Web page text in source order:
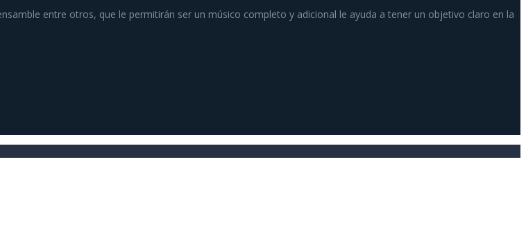
entre otros, que le permitirán ser un músico completo y adicional le ayuda a tener un objetivo claro en la